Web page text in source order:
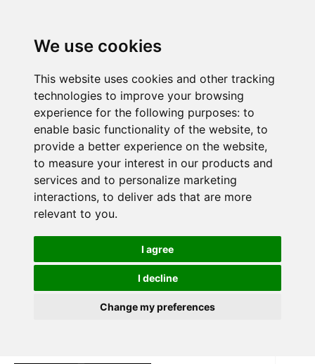
We use cookies
This website uses cookies and other tracking
technologies to improve your browsing
experience for the following purposes: to
enable basic functionality of the website, to
provide a better experience on the website,
to measure your interest in our products and
services and to personalize marketing
interactions, to deliver ads that are more
relevant to you.
I agree
I decline
Change my preferences